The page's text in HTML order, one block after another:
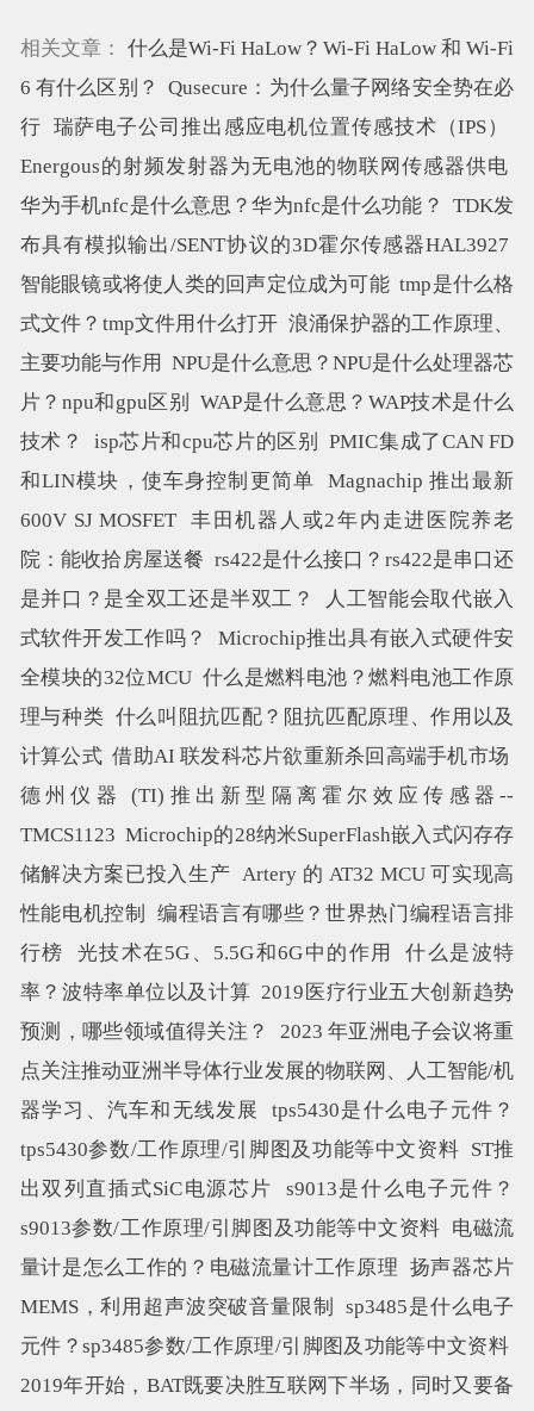
相关文章： 什么是Wi-Fi HaLow？Wi-Fi HaLow 和 Wi-Fi
6 有什么区别？
Qusecure：为什么量子网络安全势在必
行 瑞萨电子公司推出感应电机位置传感技术（IPS）
Energous的射频发射器为无电池的物联网传感器供电
华为手机nfc是什么意思？华为nfc是什么功能？
TDK发
布具有模拟输出/SENT协议的3D霍尔传感器HAL3927
智能眼镜或将使人类的回声定位成为可能 tmp是什么格
式文件？tmp文件用什么打开 浪涌保护器的工作原理、
主要功能与作用 NPU是什么意思？NPU是什么处理器芯
片？npu和gpu区别
WAP是什么意思？WAP技术是什么
技术？
isp芯片和cpu芯片的区别
PMIC集成了CAN FD
和LIN模块，使车身控制更简单
Magnachip 推出最新
600V SJ MOSFET
丰田机器人或2年内走进医院养老
院：能收拾房屋送餐 rs422是什么接口？rs422是串口还
是并口？是全双工还是半双工？
人工智能会取代嵌入
式软件开发工作吗？
Microchip推出具有嵌入式硬件安
全模块的32位MCU 什么是燃料电池？燃料电池工作原
理与种类 什么叫阻抗匹配？阻抗匹配原理、作用以及
计算公式 借助AI 联发科芯片欲重新杀回高端手机市场
德州仪器 (TI)推出新型隔离霍尔效应传感器--
TMCS1123 Microchip的28纳米SuperFlash嵌入式闪存存
储解决方案已投入生产 Artery 的 AT32 MCU 可实现高
性能电机控制
编程语言有哪些？世界热门编程语言排
行榜
光技术在5G、5.5G和6G中的作用
什么是波特
率？波特率单位以及计算 2019医疗行业五大创新趋势
预测，哪些领域值得关注？
2023 年亚洲电子会议将重
点关注推动亚洲半导体行业发展的物联网、人工智能/机
器学习、汽车和无线发展
tps5430是什么电子元件？
tps5430参数/工作原理/引脚图及功能等中文资料 ST推
出双列直插式SiC电源芯片
s9013是什么电子元件？
s9013参数/工作原理/引脚图及功能等中文资料 电磁流
量计是怎么工作的？电磁流量计工作原理 扬声器芯片
MEMS，利用超声波突破音量限制
sp3485是什么电子
元件？sp3485参数/工作原理/引脚图及功能等中文资料
2019年开始，BAT既要决胜互联网下半场，同时又要备